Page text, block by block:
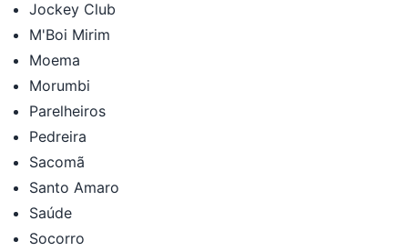
Jockey Club
M'Boi Mirim
Moema
Morumbi
Parelheiros
Pedreira
Sacomã
Santo Amaro
Saúde
Socorro